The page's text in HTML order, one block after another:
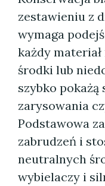
zestawieniu z
wymaga
każdy materiał
środki lub
szybko pokażą
zarysowania
Podstawowa
zabrudzeń i
neutralnych
wybielaczy i